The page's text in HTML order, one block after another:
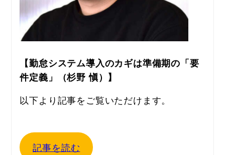
【勤怠システム導入のカギは準備期の「要
件定義」（杉野 愼）】
以下より記事をご覧いただけます。
記事を読む